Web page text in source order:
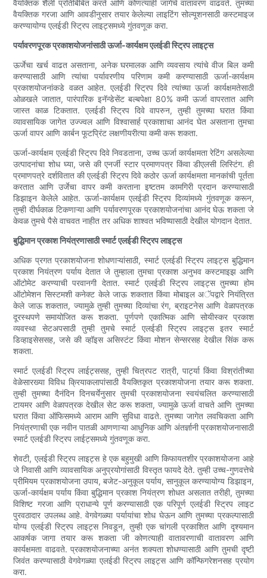
वैयक्तिक शैली प्रतिबिंबित करते आणि कोणत्याही जागेचे वातावरण वाढवते. तुमच्या
वैयक्तिक गरजा आणि आवडीनुसार तयार केलेल्या लाइटिंग सोल्यूशनसाठी कस्टमाइज
करण्यायोग्य एलईडी स्ट्रिप लाइट्समध्ये गुंतवणूक करा.
पर्यावरणपूरक प्रकाशयोजनांसाठी ऊर्जा-कार्यक्षम एलईडी स्ट्रिप लाइट्स
ऊर्जेचा खर्च वाढत असताना, अनेक घरमालक आणि व्यवसाय त्यांचे वीज बिल कमी
करण्यासाठी आणि त्यांचा पर्यावरणीय परिणाम कमी करण्यासाठी ऊर्जा-कार्यक्षम
प्रकाशयोजनांकडे वळत आहेत. एलईडी स्ट्रिप दिवे त्यांच्या ऊर्जा कार्यक्षमतेसाठी
ओळखले जातात, पारंपारिक इनॅन्डेसेंट बल्बपेक्षा 80% कमी ऊर्जा वापरतात आणि
जास्त काळ टिकतात. एलईडी स्ट्रिप दिवे वापरुन, तुम्ही तुमच्या घरात किंवा
व्यावसायिक जागेत उज्ज्वल आणि विश्वासार्ह प्रकाशाचा आनंद घेत असताना तुमचा
ऊर्जा वापर आणि कार्बन फूटप्रिंट लक्षणीयरीत्या कमी करू शकता.
ऊर्जा-कार्यक्षम एलईडी स्ट्रिप दिवे निवडताना, उच्च ऊर्जा कार्यक्षमता रेटिंग असलेल्या
उत्पादनांचा शोध घ्या, जसे की एनर्जी स्टार प्रमाणपत्र किंवा डीएलसी लिस्टिंग. ही
प्रमाणपत्रे दर्शवितात की एलईडी स्ट्रिप दिवे कठोर ऊर्जा कार्यक्षमता मानकांची पूर्तता
करतात आणि उर्जेचा वापर कमी करताना इष्टतम कामगिरी प्रदान करण्यासाठी
डिझाइन केलेले आहेत. ऊर्जा-कार्यक्षम एलईडी स्ट्रिप दिव्यांमध्ये गुंतवणूक करून,
तुम्ही दीर्घकाळ टिकणाऱ्या आणि पर्यावरणपूरक प्रकाशयोजनांचा आनंद घेऊ शकता जे
केवळ तुमचे पैसे वाचवत नाहीत तर अधिक शाश्वत भविष्यासाठी देखील योगदान देतात.
बुद्धिमान प्रकाश नियंत्रणासाठी स्मार्ट एलईडी स्ट्रिप लाइट्स
अधिक प्रगत प्रकाशयोजना शोधणाऱ्यांसाठी, स्मार्ट एलईडी स्ट्रिप लाइट्स बुद्धिमान
प्रकाश नियंत्रण पर्याय देतात जे तुम्हाला तुमचा प्रकाश अनुभव कस्टमाइझ आणि
ऑटोमेट करण्याची परवानगी देतात. स्मार्ट एलईडी स्ट्रिप लाइट्स तुमच्या होम
ऑटोमेशन सिस्टमशी कनेक्ट केले जाऊ शकतात किंवा मोबाइल अॅपद्वारे नियंत्रित
केले जाऊ शकतात, ज्यामुळे तुम्ही तुमच्या दिव्यांचा रंग, ब्राइटनेस आणि वेळापत्रक
दूरस्थपणे समायोजित करू शकता. पूर्णपणे एकात्मिक आणि सोयीस्कर प्रकाश
व्यवस्था सेटअपसाठी तुम्ही तुमचे स्मार्ट एलईडी स्ट्रिप लाइट्स इतर स्मार्ट
डिव्हाइसेससह, जसे की व्हॉइस असिस्टंट किंवा मोशन सेन्सरसह देखील सिंक करू
शकता.
स्मार्ट एलईडी स्ट्रिप लाईट्ससह, तुम्ही चित्रपट रात्री, पार्ट्या किंवा विश्रांतीच्या
वेळेसारख्या विविध क्रियाकलापांसाठी वैयक्तिकृत प्रकाशयोजना तयार करू शकता.
तुम्ही तुमच्या दैनंदिन दिनचर्येनुसार तुमची प्रकाशयोजना स्वयंचलित करण्यासाठी
टायमर आणि वेळापत्रक देखील सेट करू शकता, ज्यामुळे ऊर्जा वाचते आणि तुमच्या
घरात किंवा ऑफिसमध्ये आराम आणि सुविधा वाढते. तुमच्या जागेत लवचिकता आणि
नियंत्रणाची एक नवीन पातळी आणणाऱ्या आधुनिक आणि अंतर्ज्ञानी प्रकाशयोजनासाठी
स्मार्ट एलईडी स्ट्रिप लाईट्समध्ये गुंतवणूक करा.
शेवटी, एलईडी स्ट्रिप लाइट्स हे एक बहुमुखी आणि किफायतशीर प्रकाशयोजना आहे
जे निवासी आणि व्यावसायिक अनुप्रयोगांसाठी विस्तृत फायदे देते. तुम्ही उच्च-गुणवत्तेचे
प्रीमियम प्रकाशयोजना उपाय, बजेट-अनुकूल पर्याय, सानुकूल करण्यायोग्य डिझाइन,
ऊर्जा-कार्यक्षम पर्याय किंवा बुद्धिमान प्रकाश नियंत्रण शोधत असलात तरीही, तुमच्या
विशिष्ट गरजा आणि प्राधान्ये पूर्ण करण्यासाठी एक परिपूर्ण एलईडी स्ट्रिप लाइट
पुरवठादार उपलब्ध आहे. वेगवेगळ्या पर्यायांचा शोध घेऊन आणि तुमच्या प्रकल्पासाठी
योग्य एलईडी स्ट्रिप लाइट्स निवडून, तुम्ही एक चांगली प्रकाशित आणि दृश्यमान
आकर्षक जागा तयार करू शकता जी कोणत्याही वातावरणाची वातावरण आणि
कार्यक्षमता वाढवते. प्रकाशयोजनाच्या अनंत शक्यता शोधण्यासाठी आणि तुमची दृष्टी
जिवंत करण्यासाठी वेगवेगळ्या एलईडी स्ट्रिप लाइट्स आणि कॉन्फिगरेशनसह प्रयोग
करा.